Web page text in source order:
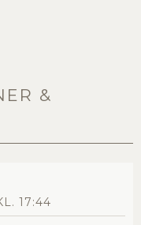
&
17:44